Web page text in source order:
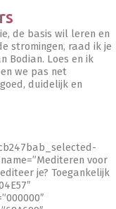
de basis wil leren en
stromingen, raad ik je
Bodian. Loes en ik
we pas net
duidelijk en
voor
je? Toegankelijk